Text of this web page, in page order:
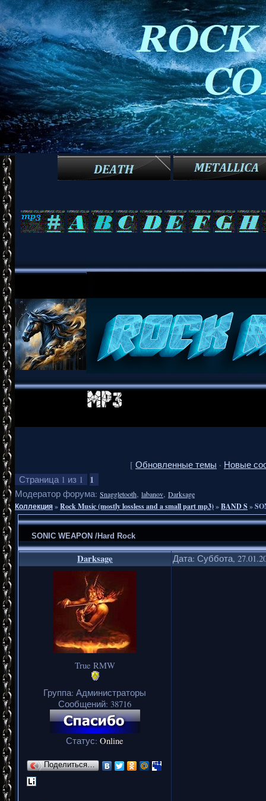
[ Обновленные темы · Новые
Страница 1 из 1 1
Модератор форума: Snaggletooth, labanov, Darksage
Коллекция»Rock Music (mostly lossless and a small part mp3)»BAND S »
SONIC WEAPON /Hard Rock
Darksage Дата: Суббота,
True RMW
Группа: Администраторы
Сообщений: 38716
Статус:Online
Поделиться…